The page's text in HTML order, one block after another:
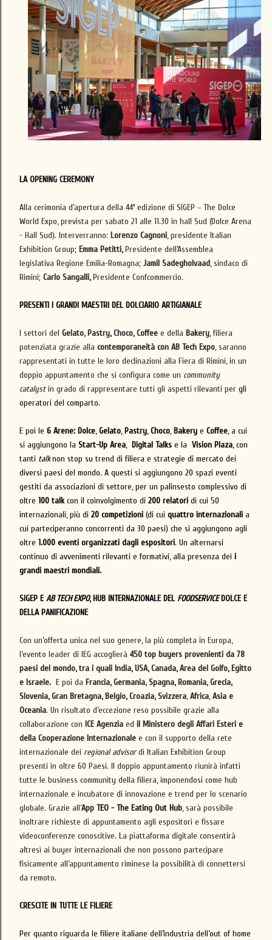
LA OPENING CEREMONY
Alla cerimonia d’apertura della 44ª edizione di SIGEP – The Dolce
World Expo, prevista per sabato 21 alle 11.30 in hall Sud (Dolce Arena
- Hall Sud). Interverranno: Lorenzo Cagnoni, presidente Italian
Exhibition Group; Emma Petitti,Presidente dell’Assemblea
legislativa Regione Emilia-Romagna; Jamil Sadegholvaad, sindaco di
Rimini; Carlo Sangalli,Presidente Confcommercio.
PRESENTI I GRANDI MAESTRI DEL DOLCIARIO ARTIGIANALE
I settori del Gelato, Pastry, Choco, Coffee e della Bakery, filiera
potenziata grazie alla contemporaneità con AB Tech Expo, saranno
rappresentati in tutte le loro declinazioni alla Fiera di Rimini, in un
doppio appuntamento che si configura come un community
catalystin grado di rappresentare tutti gli aspetti rilevanti per gli
operatori del comparto.
E poi le 6 Arene: Dolce,Gelato,Pastry,Choco,Bakery e Coffee, a cui
si aggiungono la Start-Up Area, Digital Talks e la Vision Plaza, con
tanti talknon stop su trend di filiera e strategie di mercato dei
diversi paesi del mondo. A questi si aggiungono 20 spazi eventi
gestiti da associazioni di settore, per un palinsesto complessivo di
oltre 100 talkcon il coinvolgimento di 200 relatori di cui 50
internazionali, più di 20 competizioni (di cui quattro internazionali a
cui parteciperanno concorrenti da 30 paesi) che si aggiungono agli
oltre 1.000 eventi organizzati dagli espositori. Un alternarsi
continuo di avvenimenti rilevanti e formativi, alla presenza dei i
grandi maestri mondiali.
SIGEP EAB TECH EXPO, HUB INTERNAZIONALE DEL FOODSERVICEDOLCE E
DELLA PANIFICAZIONE
Con un’offerta unica nel suo genere, la più completa in Europa,
l’evento leader di IEG accoglierà 450 top buyers provenienti da 78
paesi del mondo, tra i quali India, USA, Canada, Area del Golfo, Egitto
e Israele. E poi da Francia, Germania, Spagna, Romania, Grecia,
Slovenia, Gran Bretagna, Belgio, Croazia, Svizzera,Africa,Asia e
Oceania. Un risultato d’eccezione reso possibile grazie alla
collaborazione con ICE Agenzia ed il Ministero degli Affari Esteri e
della Cooperazione Internazionale e con il supporto della rete
internazionale dei regional advisordi Italian Exhibition Group
presenti in oltre 60 Paesi. Il doppio appuntamento riunirà infatti
tutte le business community della filiera, imponendosi come hub
internazionale e incubatore di innovazione e trend per lo scenario
globale. Grazie all’App TEO - The Eating Out Hub, sarà possibile
inoltrare richieste di appuntamento agli espositori e fissare
videoconferenze conoscitive. La piattaforma digitale consentirà
altresì ai buyer internazionali che non possono partecipare
fisicamente all’appuntamento riminese la possibilità di connettersi
da remoto.
CRESCITE IN TUTTE LE FILIERE
Per quanto riguarda le filiere italiane dell’industria dell’out of home